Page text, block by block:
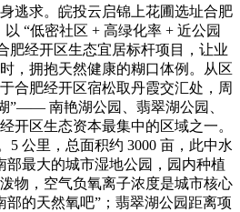
逃求。皖投云启锦上花圃选址合肥
“低密社区 + 高绿化率 + 近公园
肥经开区生态宜居标杆项目，让业
，拥抱天然健康的糊口体例。从区
合肥经开区宿松取丹霞交汇处，周
”—— 南艳湖公园、翡翠湖公园、
开区生态资本最集中的区域之一。
5 公里，总面积约 3000 亩，此中水
部最大的城市湿地公园，园内种植
物，空气负氧离子浓度是城市核心
部的天然氧吧”；翡翠湖公园距离项